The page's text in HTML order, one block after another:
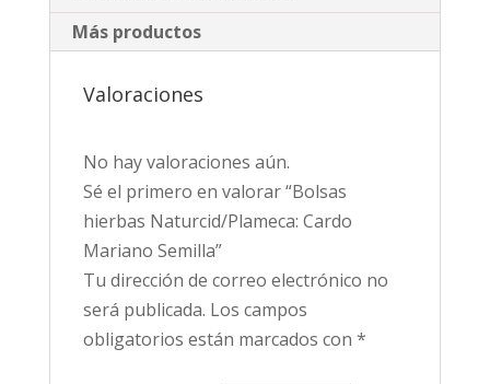
Más productos
Valoraciones
No hay valoraciones aún.
Sé el primero en valorar “Bolsas
hierbas Naturcid/Plameca: Cardo
Mariano Semilla”
Tu dirección de correo electrónico no
será publicada. Los campos
obligatorios están marcados con *